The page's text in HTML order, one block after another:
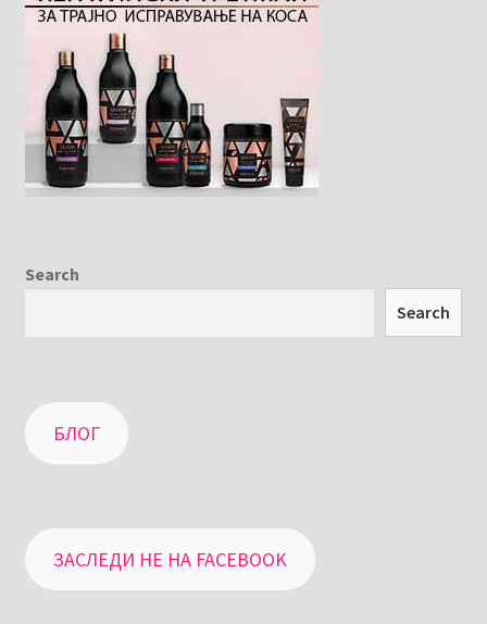
Search
Search
БЛОГ
ЗАСЛЕДИ НЕ НА FACEBOOK